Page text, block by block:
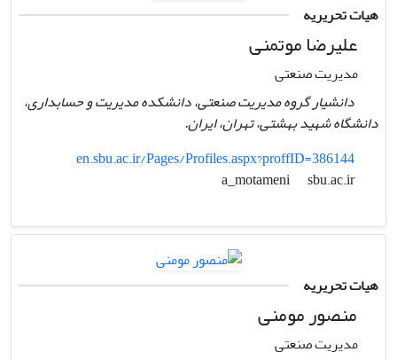
هیات تحریریه
علیرضا موتمنی
مدیریت صنعتی
دانشیار گروه مدیریت صنعتی، دانشکده مدیریت و حسابداری،
دانشگاه شهید بهشتی، تهران، ایران.
en.sbu.ac.ir/Pages/Profiles.aspx?proffID=386144
a_motameni
sbu.ac.ir
هیات تحریریه
منصور مومنی
مدیریت صنعتی